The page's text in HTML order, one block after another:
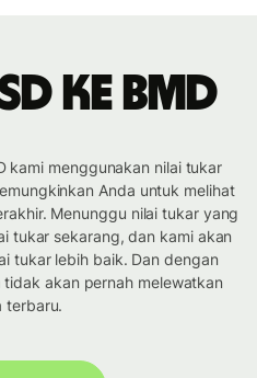
ke BMD
kami menggunakan nilai tukar
Anda untuk melihat
Menunggu nilai tukar yang
tukar sekarang, dan kami akan
tukar lebih baik. Dan dengan
akan pernah melewatkan
terbaru.